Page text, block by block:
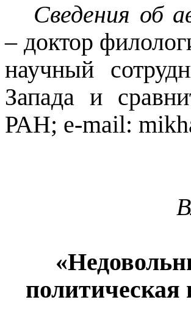
Сведения об
– доктор
научный
Запада и
РАН; e-mail:
политическая